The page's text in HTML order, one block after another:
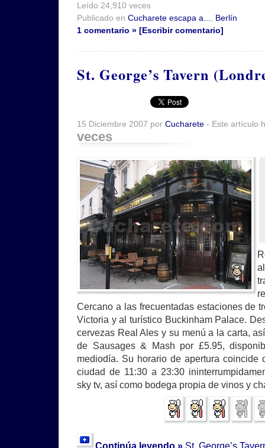
Leído 24,910 veces
Publicado en Cucharete escapa a...
Berlín
1 comentario » [Escribir comentario]
St. George’s Tavern
15 Diciembre 2007 por Cucharete - Este artículo
veces
Cercano a las frecuentadas estaciones de
Victoria y al turístico Buckinham Palace.
cervezas Real Ales y su menú a la carta,
de Sausages & Mash por £5.95,
mediodía. Su horario de apertura
ciudad de 11:30 a 23:30
sky tv, así como bodega propia de vinos y
Continúa leyendo » St. George’s